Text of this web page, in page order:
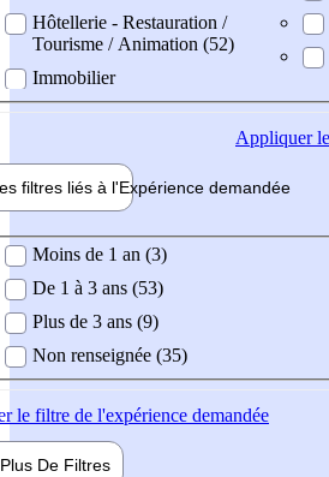
Hôtellerie - Restauration /
Tourisme / Animation (52)
Immobilier
Appliquer
filtres liés à l'Expérience demandée
demandée
Moins de 1 an (3)
De 1 à 3 ans (53)
Plus de 3 ans (9)
Non renseignée (35)
le filtre de l'expérience demandée
Plus De Filtres